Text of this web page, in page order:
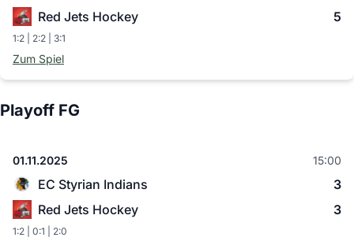
Red Jets Hockey
5
1:2 | 2:2 | 3:1
Zum Spiel
Playoff FG
01.11.2025 15:00
EC Styrian Indians
3
Red Jets Hockey
3
1:2 | 0:1 | 2:0